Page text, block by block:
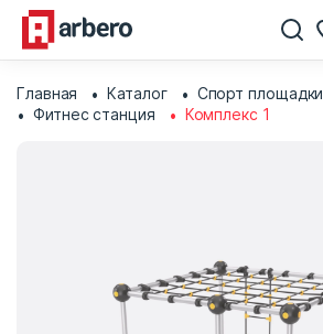
Главная Каталог
Спорт площадки
Фитнес станция
Комплекс 1